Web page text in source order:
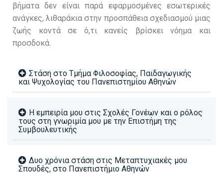
βήματα δεν είναι παρά εφαρμοσμένες εσωτερικές
ανάγκες, λιθαράκια στην προσπάθεια σχεδιασμού μιας
ζωής κοντά σε ό,τι κανείς βρίσκει νόημα και
προσδοκά.
Στάση στο Τμήμα Φιλοσοφίας, Παιδαγωγικής
και Ψυχολογίας του Πανεπιστημίου Αθηνών
Η εμπειρία μου στις Σχολές Γονέων και ο ρόλος
τους στη γνωριμία μου με την Επιστήμη της
Συμβουλευτικής
Δυο χρόνια στάση στις Μεταπτυχιακές μου
Σπουδές, στο Πανεπιστήμιο Αθηνών